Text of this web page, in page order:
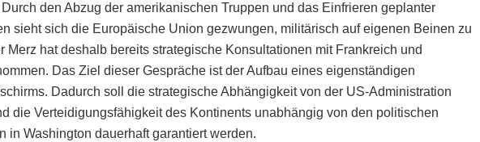
den Abzug der amerikanischen Truppen und das Einfrieren geplanter
sieht sich die Europäische Union gezwungen, militärisch auf eigenen Beinen zu
Merz hat deshalb bereits strategische Konsultationen mit Frankreich und
Das Ziel dieser Gespräche ist der Aufbau eines eigenständigen
Dadurch soll die strategische Abhängigkeit von der US-Administration
die Verteidigungsfähigkeit des Kontinents unabhängig von den politischen
in Washington dauerhaft garantiert werden.